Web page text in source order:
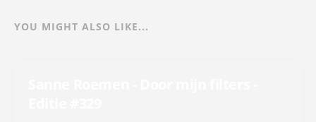
YOU MIGHT ALSO LIKE...